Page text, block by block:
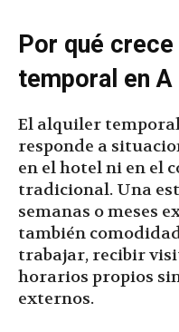
Por qué
temporal en A
El alquiler
responde a
en el hotel ni en el
tradicional. Una
semanas o meses
también
trabajar, recibir
horarios propios
externos.